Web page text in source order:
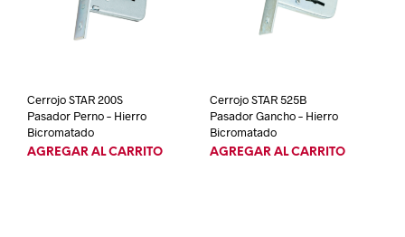
Cerrojo STAR 200S
Pasador Perno – Hierro
Bicromatado
AGREGAR AL CARRITO
Cerrojo STAR 525B
Pasador Gancho – Hierro
Bicromatado
AGREGAR AL CARRITO